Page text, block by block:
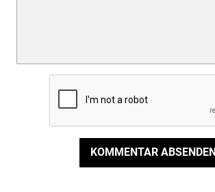
KOMMENTAR ABSENDEN